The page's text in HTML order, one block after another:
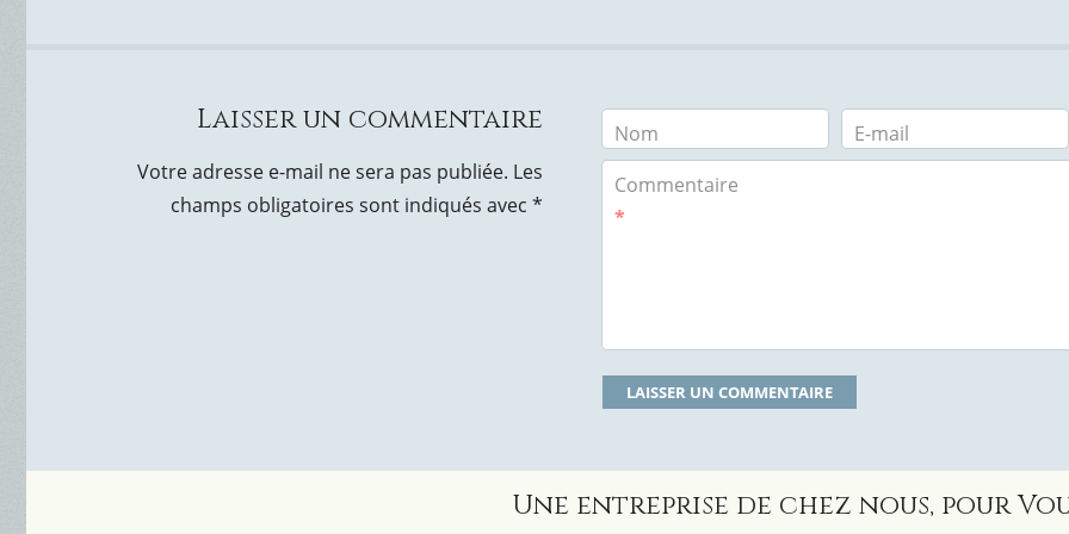
Laisser un commentaire
Votre adresse e-mail ne sera pas publiée. Les
champs obligatoires sont indiqués avec *
Nom
E-mail
Commentaire
*
Une entreprise de chez nous, pour